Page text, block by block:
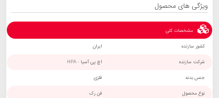
ویژگی های محصول
مشخصات کلی
کشور سازنده ایران
شرکت سازنده اچ پی آسیا - HPA
جنس بدنه فلزی
نوع محصول فن رک